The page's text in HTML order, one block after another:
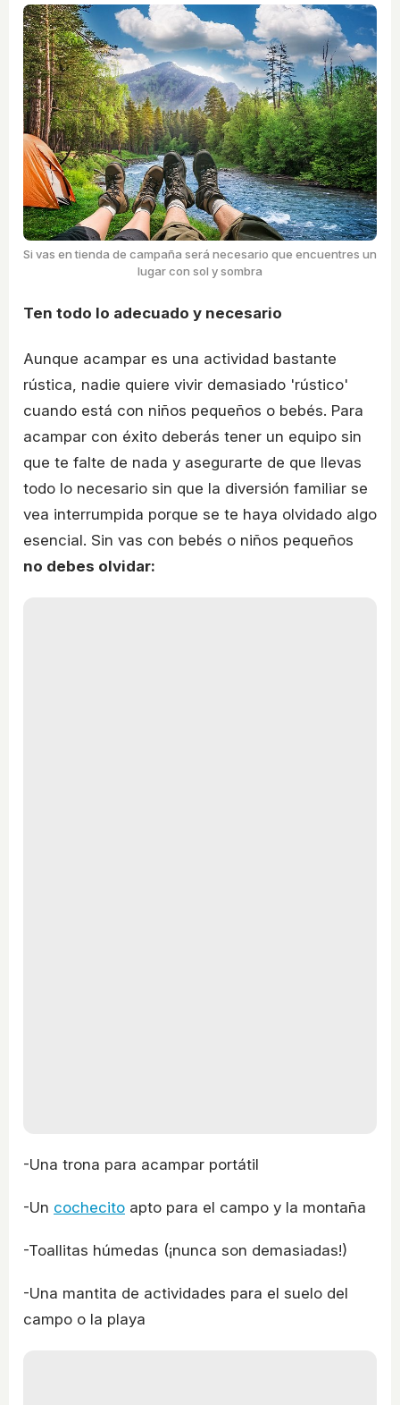
Si vas en tienda de campaña será necesario que encuentres un
lugar con sol y sombra
Ten todo lo adecuado y necesario
Aunque acampar es una actividad bastante
rústica, nadie quiere vivir demasiado 'rústico'
cuando está con niños pequeños o bebés. Para
acampar con éxito deberás tener un equipo sin
que te falte de nada y asegurarte de que llevas
todo lo necesario sin que la diversión familiar se
vea interrumpida porque se te haya olvidado algo
esencial. Sin vas con bebés o niños pequeños
no debes olvidar:
-Una trona para acampar portátil
-Un cochecito apto para el campo y la montaña
-Toallitas húmedas (¡nunca son demasiadas!)
-Una mantita de actividades para el suelo del
campo o la playa